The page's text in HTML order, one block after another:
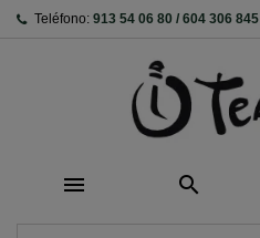
Teléfono: 913 54 06 80 / 604 306 845
 